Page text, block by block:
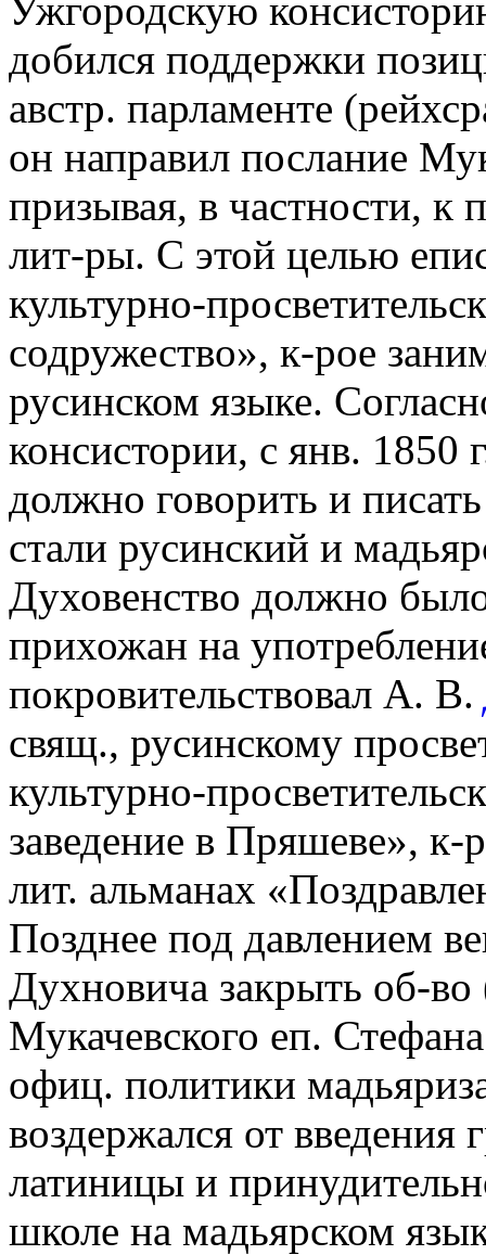
Ужгородскую
добился поддержки
австр. парламенте
он направил послание
призывая, в частности, к
лит-ры. С этой целью
культурно-
содружество», к-рое
русинском языке.
консистории, с янв.
должно говорить и
стали русинский и
Духовенство должно
прихожан на
покровительствовал А. В.
свящ., русинскому
культурно-
заведение в Пряшеве», к-
лит. альманах
Позднее под давлением
Духновича закрыть об-
Мукачевского еп.
офиц. политики
воздержался от введения
латиницы и
школе на мадьярском